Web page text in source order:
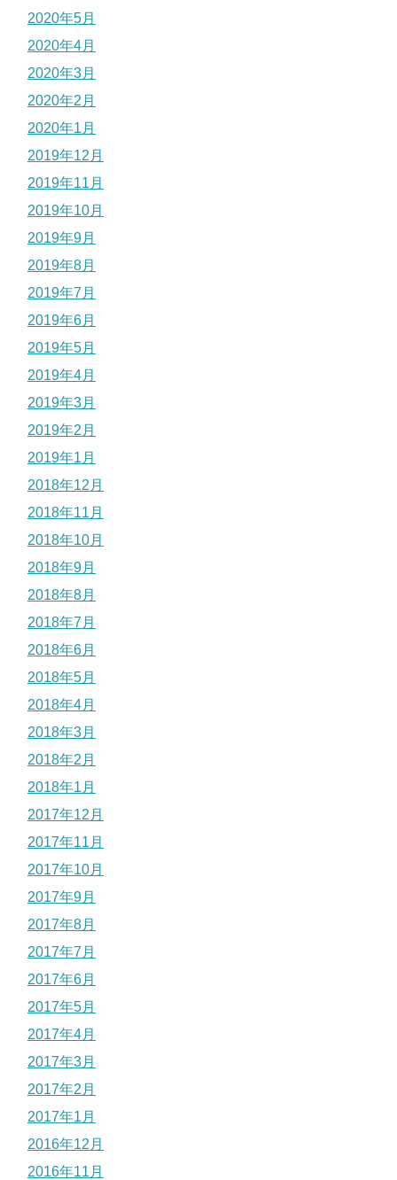
2020年5月
2020年4月
2020年3月
2020年2月
2020年1月
2019年12月
2019年11月
2019年10月
2019年9月
2019年8月
2019年7月
2019年6月
2019年5月
2019年4月
2019年3月
2019年2月
2019年1月
2018年12月
2018年11月
2018年10月
2018年9月
2018年8月
2018年7月
2018年6月
2018年5月
2018年4月
2018年3月
2018年2月
2018年1月
2017年12月
2017年11月
2017年10月
2017年9月
2017年8月
2017年7月
2017年6月
2017年5月
2017年4月
2017年3月
2017年2月
2017年1月
2016年12月
2016年11月